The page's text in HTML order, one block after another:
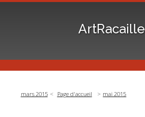
ArtRacaille
mars 2015 Page d'accueil mai 2015